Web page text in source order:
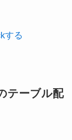
する
テーブル配